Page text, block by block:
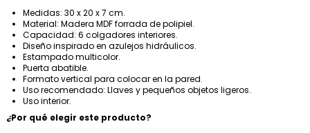
Medidas: 30 x 20 x 7 cm.
Material: Madera MDF forrada de polipiel.
Capacidad: 6 colgadores interiores.
Diseño inspirado en azulejos hidráulicos.
Estampado multicolor.
Puerta abatible.
Formato vertical para colocar en la pared.
Uso recomendado: Llaves y pequeños objetos ligeros.
Uso interior.
¿Por qué elegir este producto?